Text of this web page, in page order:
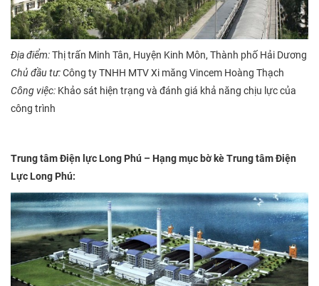
Địa điểm:Thị trấn Minh Tân, Huyện Kinh Môn, Thành phố Hải Dương
Chủ đầu tư:Công ty TNHH MTV Xi măng Vincem Hoàng Thạch
Công việc: Khảo sát hiện trạng và đánh giá khả năng chịu lực của
công trình
Trung tâm Điện lực Long Phú – Hạng mục bờ kè Trung tâm Điện
Lực Long Phú: